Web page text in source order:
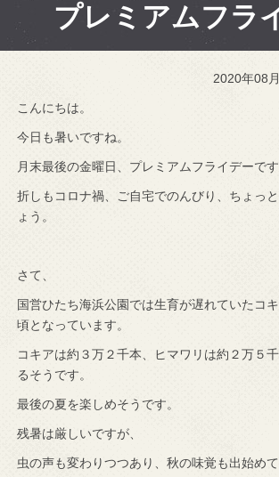
プレミアムフラ
2020年08
こんにちは。
今日も暑いですね。
月末最後の金曜日、プレミアムフライデーです
折しもコロナ禍、ご自宅でのんびり、ちょっ
ょう。
さて、
国営ひたち海浜公園では生育が遅れていたコ
頃となっています。
コキアは約３万２千本、ヒマワリは約２万５
るそうです。
最後の夏を楽しめそうです。
残暑は厳しいですが、
虫の声も変わりつつあり、秋の味覚も出始めて